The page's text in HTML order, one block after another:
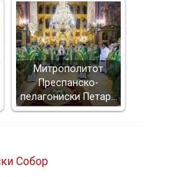
Митрополитот
Преспанско-
пелагониски Петар…
Собор